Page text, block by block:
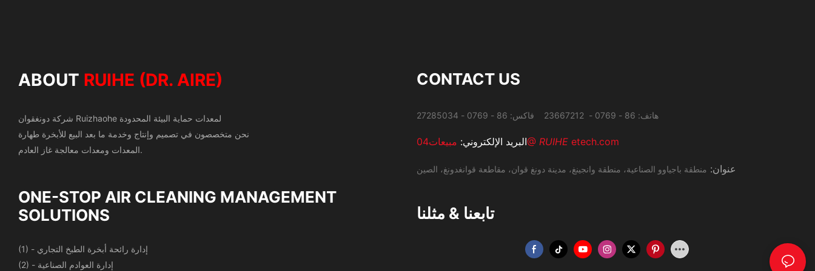
ABOUT RUIHE (DR. AIRE)
شركة دونغقوان Ruizhaohe لمعدات حماية البيئة المحدودة
نحن متخصصون في تصميم وإنتاج وخدمة ما بعد البيع للأبخرة طهارة
المعدات ومعدات معالجة غاز العادم.
ONE-STOP AIR CLEANING MANAGEMENT
SOLUTIONS
(1) - إدارة رائحة أبخرة الطبخ التجاري
(2) - إدارة العوادم الصناعية
CONTACT US
هاتف: 86 - 0769 - 23667212 فاكس: 86 - 0769 - 27285034
البريد الإلكتروني:مبيعات04@ RUIHE etech.com
عنوان: منطقة باجياوو الصناعية، منطقة وانجينغ، مدينة دونغ قوان، مقاطعة قوانغدونغ، الصين
تابعنا & مثلنا